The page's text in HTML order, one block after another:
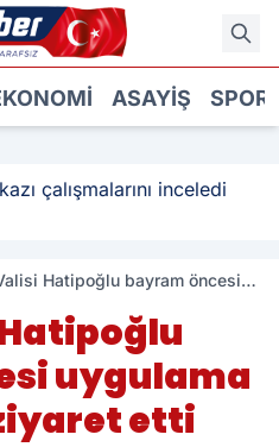
ASAYIŞ SPOR
çalışmalarını inceledi
Hatipoğlu bayram öncesi
uygulama
etti